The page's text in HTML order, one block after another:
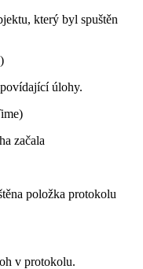
který byl spuštěn
úlohy.
začala
položka protokolu
v protokolu.